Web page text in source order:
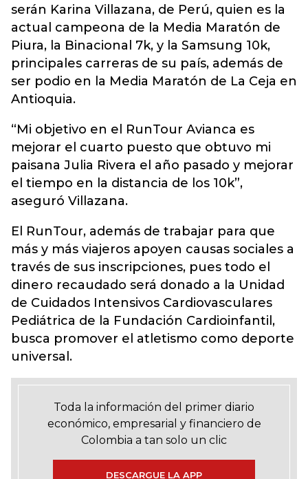
serán Karina Villazana, de Perú, quien es la
actual campeona de la Media Maratón de
Piura, la Binacional 7k, y la Samsung 10k,
principales carreras de su país, además de
ser podio en la Media Maratón de La Ceja en
Antioquia.
“Mi objetivo en el RunTour Avianca es
mejorar el cuarto puesto que obtuvo mi
paisana Julia Rivera el año pasado y mejorar
el tiempo en la distancia de los 10k”,
aseguró Villazana.
El RunTour, además de trabajar para que
más y más viajeros apoyen causas sociales a
través de sus inscripciones, pues todo el
dinero recaudado será donado a la Unidad
de Cuidados Intensivos Cardiovasculares
Pediátrica de la Fundación Cardioinfantil,
busca promover el atletismo como deporte
universal.
Toda la información del primer diario
económico, empresarial y financiero de
Colombia a tan solo un clic
DESCARGUE LA APP